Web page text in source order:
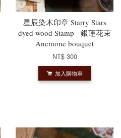
星辰染木印章 Starry Stars
dyed wood Stamp - 銀蓮花束
Anemone bouquet
NT$ 300
加入購物車